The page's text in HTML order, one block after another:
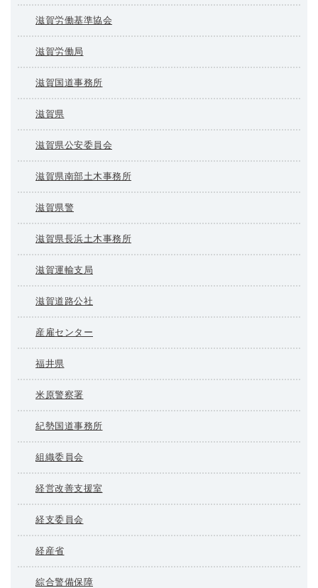
滋賀労働基準協会
滋賀労働局
滋賀国道事務所
滋賀県
滋賀県公安委員会
滋賀県南部土木事務所
滋賀県警
滋賀県長浜土木事務所
滋賀運輸支局
滋賀道路公社
産雇センター
福井県
米原警察署
紀勢国道事務所
組織委員会
経営改善支援室
経支委員会
経産省
綜合警備保障